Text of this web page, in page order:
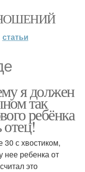
статьи
я должен
так
ребёнка
30 с хвостиком,
нее ребенка от
это